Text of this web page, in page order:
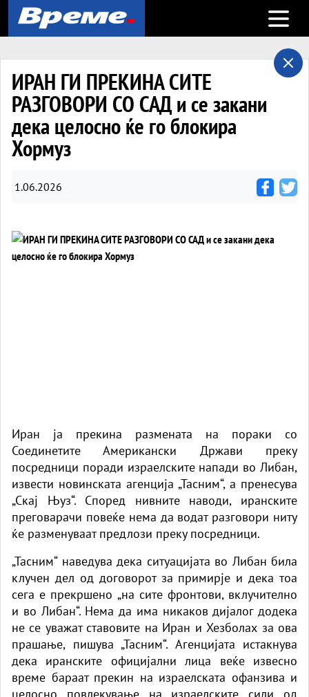
Open
ИРАН ГИ ПРЕКИНА СИТЕ
РАЗГОВОРИ СО САД и се закани
дека целосно ќе го блокира
Хормуз
1.06.2026
Иран ја прекина размената на пораки со
Соединетите Американски Држави преку
посредници поради израелските напади во Либан,
извести новинската агенција „Тасним“, а пренесува
„Скај Њуз“. Според нивните наводи, иранските
преговарачи повеќе нема да водат разговори ниту
ќе разменуваат предлози преку посредници.
„Тасним“ наведува дека ситуацијата во Либан била
клучен дел од договорот за примирје и дека тоа
сега е прекршено „на сите фронтови, вклучително
и во Либан“. Нема да има никаков дијалог додека
не се уважат ставовите на Иран и Хезболах за ова
прашање, пишува „Тасним“. Агенцијата истакнува
дека иранските официјални лица веќе извесно
време бараат прекин на израелската офанзива и
целосно повлекување на израелските сили од